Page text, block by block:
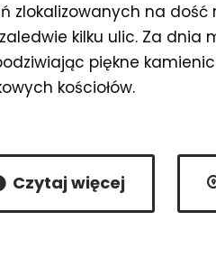
zlokalizowanych na dość
kilku ulic. Za dnia
piękne
kościołów.
Czytaj więcej